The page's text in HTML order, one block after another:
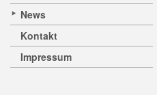
News
Kontakt
Impressum